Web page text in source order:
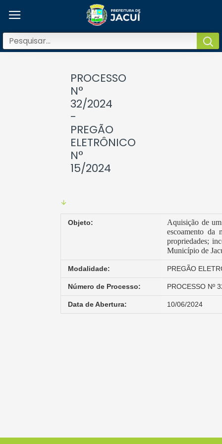
PROCESSO
N°
32/2024
-
PREGÃO
ELETRÔNICO
N°
15/2024
Objeto:
Aquisição de
escoamento da
propriedades;
Município de
Modalidade: PREGÃO
Número de Processo: PROCESSO Nº
Data de Abertura: 10/06/2024